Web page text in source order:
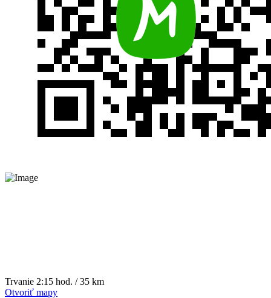
Trvanie 2:15 hod. / 35 km
Otvoriť mapy